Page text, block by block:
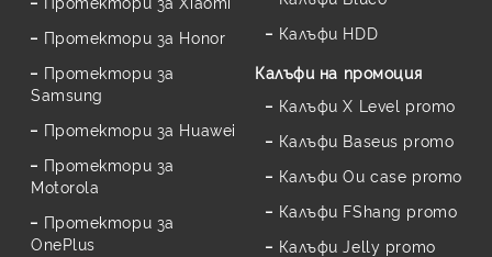
Протектори за Honor
Протектори за
Samsung
Протектори за Huawei
Протектори за
Motorola
Протектори за
OnePlus
Калъфи HDD
Калъфи на промоция
Калъфи X Level promo
Калъфи Baseus promo
Калъфи Ou case promo
Калъфи FShang promo
Калъфи Jelly promo